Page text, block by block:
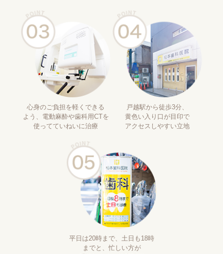
心身のご負担を軽くできる
よう、電動麻酔や歯科用CTを
使ってていねいに治療
戸越駅から徒歩3分、
黄色い入り口が目印で
アクセスしやすい立地
平日は20時まで、土日も18時
までと、忙しい方が